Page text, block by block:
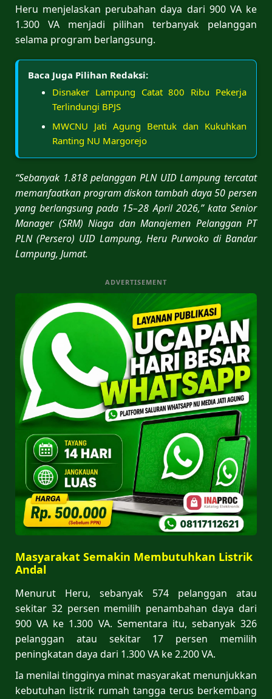
Heru menjelaskan perubahan daya dari 900 VA ke
1.300 VA menjadi pilihan terbanyak pelanggan
selama program berlangsung.
Baca Juga Pilihan Redaksi:
Disnaker Lampung Catat 800 Ribu Pekerja
Terlindungi BPJS
MWCNU Jati Agung Bentuk dan Kukuhkan
Ranting NU Margorejo
“Sebanyak 1.818 pelanggan PLN UID Lampung tercatat
memanfaatkan program diskon tambah daya 50 persen
yang berlangsung pada 15–28 April 2026,” kata Senior
Manager (SRM) Niaga dan Manajemen Pelanggan PT
PLN (Persero) UID Lampung, Heru Purwoko di Bandar
Lampung, Jumat.
ADVERTISEMENT
Masyarakat Semakin Membutuhkan Listrik
Andal
Menurut Heru, sebanyak 574 pelanggan atau
sekitar 32 persen memilih penambahan daya dari
900 VA ke 1.300 VA. Sementara itu, sebanyak 326
pelanggan atau sekitar 17 persen memilih
peningkatan daya dari 1.300 VA ke 2.200 VA.
Ia menilai tingginya minat masyarakat menunjukkan
kebutuhan listrik rumah tangga terus berkembang